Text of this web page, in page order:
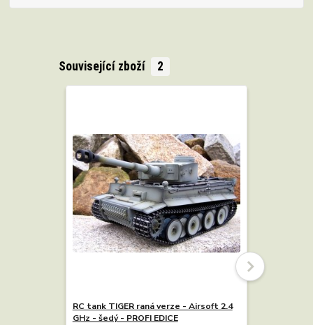
Související zboží 2
RC tank TIGER raná verze - Airsoft 2.4
GHz - šedý - PROFI EDICE